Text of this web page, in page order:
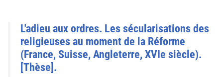
L'adieu aux ordres. Les sécularisations des
religieuses au moment de la Réforme
(France, Suisse, Angleterre, XVIe siècle).
[Thèse].